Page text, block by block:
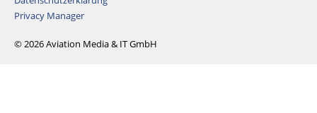
Privacy Manager
© 2026 Aviation Media & IT GmbH